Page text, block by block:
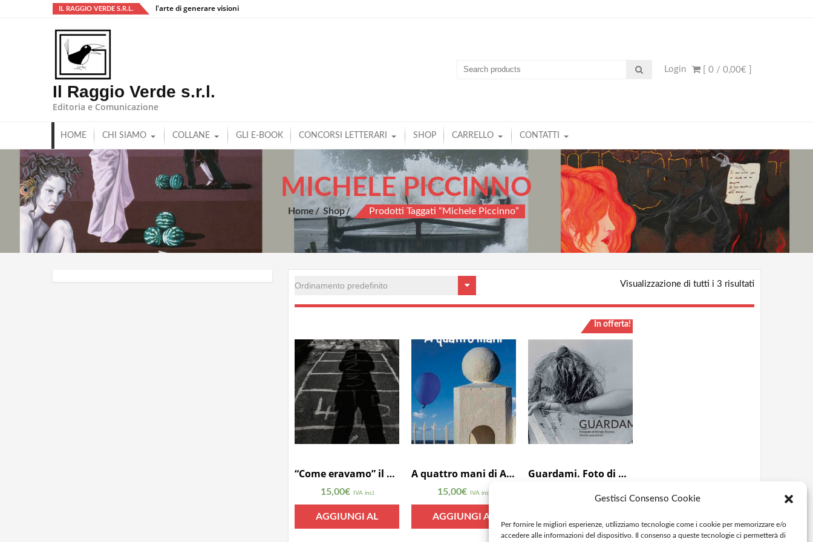
Gestisci Consenso Cookie
Per fornire le migliori esperienze, utilizziamo tecnologie come i cookie per memorizzare e/o
accedere alle informazioni del dispositivo. Il consenso a queste tecnologie ci permetterà di
IL RAGGIO VERDE S.R.L. l'arte di generare visioni
Il Raggio Verde s.r.l.
Editoria e Comunicazione
[ 0 /0,00€
Login
HOME CHI SIAMO COLLANE GLI E-BOOK CONCORSI LETTERARI SHOP CARRELLO CONTATTI
MICHELE PICCINNO
Home Shop Prodotti Taggati “Michele Piccinno”
Visualizzazione di tutti i 3 risultati
“Come eravamo” il nuovo taccuino di Raffaele Polo
15,00€ IVA incl.
AGGIUNGI AL
A quattro mani di Attilio Palma
15,00€ IVA incl.
AGGIUNGI AL
In offerta!
Guardami. Foto di Michele Piccinno e testi di Lucia Accoto
IVA incl.
CARRELLO